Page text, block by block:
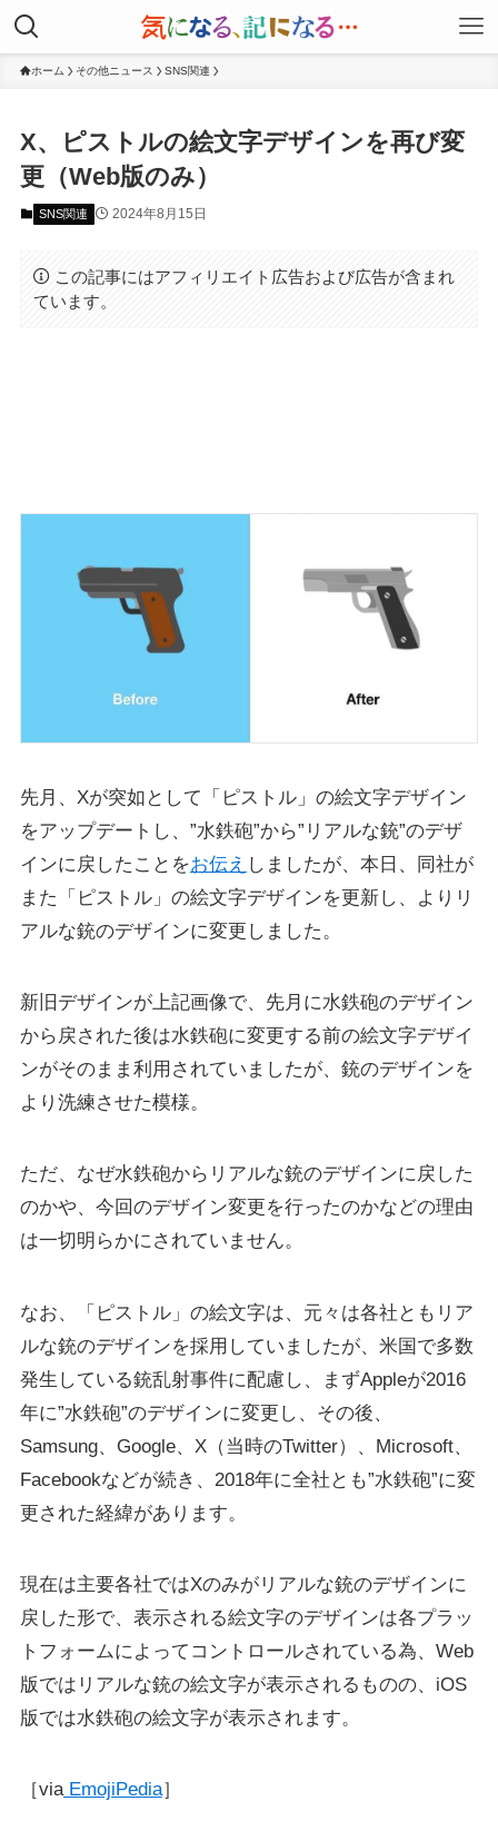
ホーム その他ニュース SNS関連
X、ピストルの絵文字デザインを再び変
更（Web版のみ）
SNS関連 2024年8月15日
この記事にはアフィリエイト広告および広告が含まれ
ています。
先月、Xが突如として「ピストル」の絵文字デザイン
をアップデートし、”水鉄砲”から”リアルな銃”のデザ
インに戻したことをお伝え しましたが、本日、同社が
また「ピストル」の絵文字デザインを更新し、よりリ
アルな銃のデザインに変更しました。
新旧デザインが上記画像で、先月に水鉄砲のデザイン
から戻された後は水鉄砲に変更する前の絵文字デザイ
ンがそのまま利用されていましたが、銃のデザインを
より洗練させた模様。
ただ、なぜ水鉄砲からリアルな銃のデザインに戻した
のかや、今回のデザイン変更を行ったのかなどの理由
は一切明らかにされていません。
なお、「ピストル」の絵文字は、元々は各社ともリア
ルな銃のデザインを採用していましたが、米国で多数
発生している銃乱射事件に配慮し、まずAppleが2016
年に”水鉄砲”のデザインに変更し、その後、
Samsung、Google、X（当時のTwitter）、Microsoft、
Facebookなどが続き、2018年に全社とも”水鉄砲”に変
更された経緯があります。
現在は主要各社ではXのみがリアルな銃のデザインに
戻した形で、表示される絵文字のデザインは各プラッ
トフォームによってコントロールされている為、Web
版ではリアルな銃の絵文字が表示されるものの、iOS
版では水鉄砲の絵文字が表示されます。
［viaEmojiPedia］